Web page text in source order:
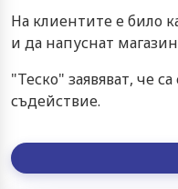
На клиентите е било
и да напуснат
"Теско" заявяват, че
съдействие.